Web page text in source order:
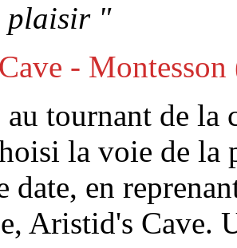
plaisir "
- Montesson
au tournant de
la voie de la
date, en
Aristid's Cave.